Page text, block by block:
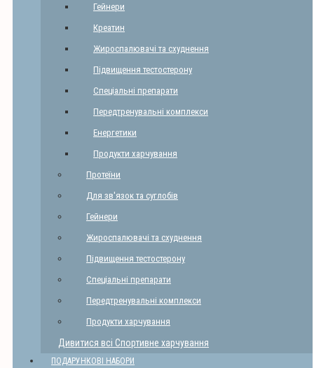
Гейнери
Креатин
Жироспалювачі та схуднення
Підвищення тестостерону
Спеціальні препарати
Передтренувальні комплекси
Енергетики
Продукти харчування
Протеїни
Для зв'язок та суглобів
Гейнери
Жироспалювачі та схуднення
Підвищення тестостерону
Спеціальні препарати
Передтренувальні комплекси
Продукти харчування
Дивитися всі Спортивне харчування
ПОДАРУНКОВІ НАБОРИ